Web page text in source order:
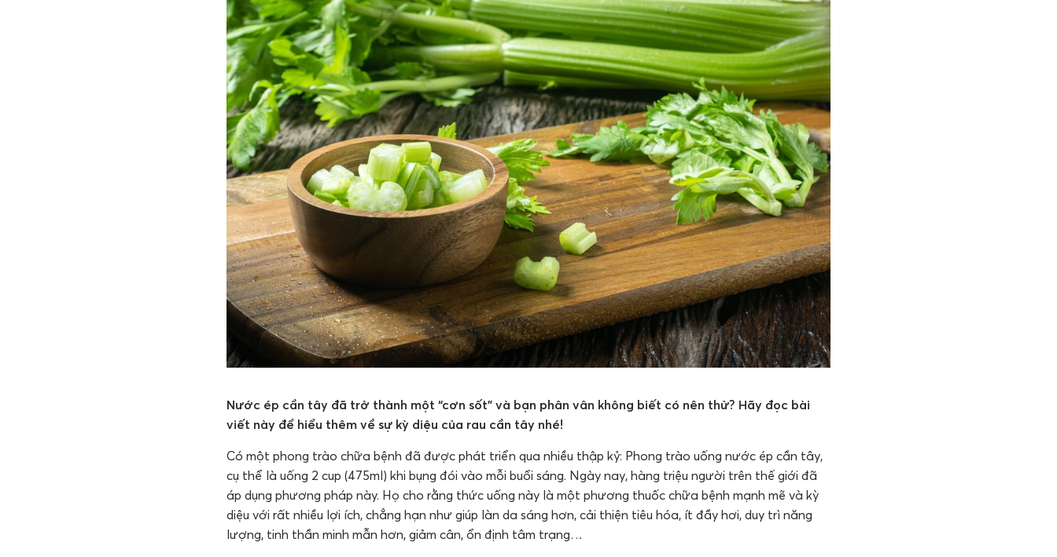
Nước ép cần tây đã trở thành một “cơn sốt” và bạn phân vân không biết có nên thử? Hãy đọc bài
viết này để hiểu thêm về sự kỳ diệu của rau cần tây nhé!
Có một phong trào chữa bệnh đã được phát triển qua nhiều thập kỷ: Phong trào uống nước ép cần tây,
cụ thể là uống 2 cup (475ml) khi bụng đói vào mỗi buổi sáng. Ngày nay, hàng triệu người trên thế giới đã
áp dụng phương pháp này. Họ cho rằng thức uống này là một phương thuốc chữa bệnh mạnh mẽ và kỳ
diệu với rất nhiều lợi ích, chẳng hạn như giúp làn da sáng hơn, cải thiện tiêu hóa, ít đầy hơi, duy trì năng
lượng, tinh thần minh mẫn hơn, giảm cân, ổn định tâm trạng…